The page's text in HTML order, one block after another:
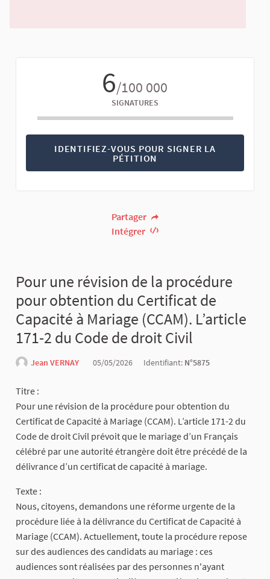
6/100 000
SIGNATURES
IDENTIFIEZ-VOUS POUR SIGNER LA
PÉTITION
Partager
Intégrer
Pour une révision de la procédure
pour obtention du Certificat de
Capacité à Mariage (CCAM). L’article
171-2 du Code de droit Civil
Jean VERNAY 05/05/2026 Identifiant: N°5875
Titre :
Pour une révision de la procédure pour obtention du
Certificat de Capacité à Mariage (CCAM). L’article 171-2 du
Code de droit Civil prévoit que le mariage d’un Français
célébré par une autorité étrangère doit être précédé de la
délivrance d’un certificat de capacité à mariage.
Texte :
Nous, citoyens, demandons une réforme urgente de la
procédure liée à la délivrance du Certificat de Capacité à
Mariage (CCAM). Actuellement, toute la procédure repose
sur des audiences des candidats au mariage : ces
audiences sont réalisées par des personnes n'ayant